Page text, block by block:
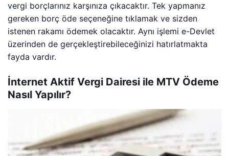
vergi borçlarınız karşınıza çıkacaktır. Tek yapmanız
gereken borç öde seçeneğine tıklamak ve sizden
istenen rakamı ödemek olacaktır. Aynı işlemi e-Devlet
üzerinden de gerçekleştirebileceğinizi hatırlatmakta
fayda vardır.
İnternet Aktif Vergi Dairesi ile MTV Ödeme
Nasıl Yapılır?